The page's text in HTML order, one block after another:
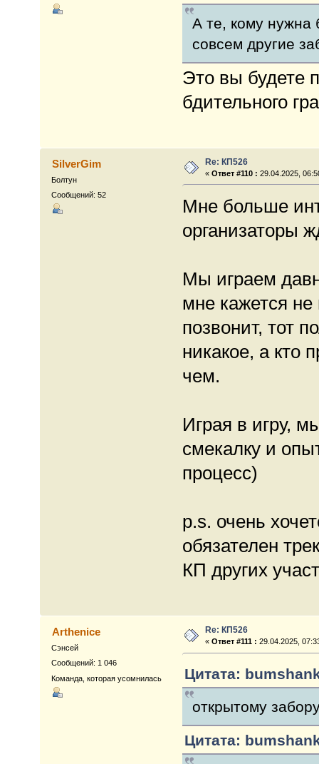
А те, кому нужна
совсем другие
Это вы будете
бдительного
SilverGim
Болтун
Сообщений: 52
Re: КП526
«Ответ #110 : 29.04.2025,
Мне больше
организаторы
Мы играем
мне кажется не
позвонит, тот
никакое, а кто
чем.
Играя в игру,
смекалку и
процесс)
p.s. очень
обязателен
КП других
Arthenice
Сэнсей
Сообщений: 1 046
Команда, которая усомнилась
Re: КП526
«Ответ #111 : 29.04.2025,
Цитата:
открытому
Цитата: